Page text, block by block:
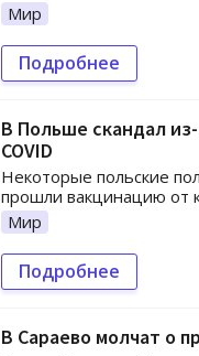
Мир
Подробнее
В Польше скандал
COVID
Некоторые польские
прошли вакцинацию от
Мир
Подробнее
В Сараево молчат о